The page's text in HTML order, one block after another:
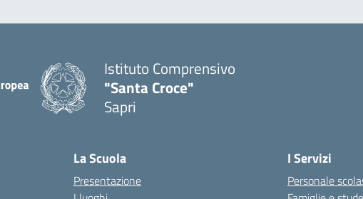
Istituto Comprensivo
"Santa Croce"
Sapri
La Scuola
Presentazione
I Servizi
Personale